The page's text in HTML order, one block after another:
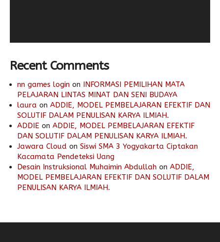
Recent Comments
nn games login on INFORMASI PEMILIHAN MATA
PELAJARAN LINTAS MINAT DAN SENI BUDAYA
laura on ADDIE, MODEL PEMBELAJARAN EFEKTIF DAN
SOLUTIF DALAM PENULISAN KARYA ILMIAH.
ADDIE on ADDIE, MODEL PEMBELAJARAN EFEKTIF
DAN SOLUTIF DALAM PENULISAN KARYA ILMIAH.
Jawara Cloud on Siswi SMA 3 Yogyakarta Ciptakan
Kacamata Pendeteksi Uang
Desain Instruksional Muhaimin Abdullah on ADDIE,
MODEL PEMBELAJARAN EFEKTIF DAN SOLUTIF DALAM
PENULISAN KARYA ILMIAH.